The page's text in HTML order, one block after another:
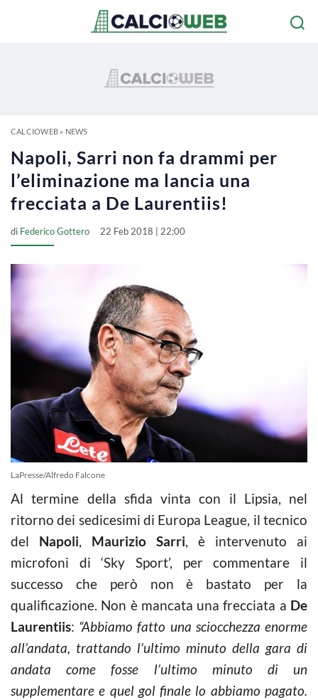
CALCIOWEB» NEWS
Napoli, Sarri non fa drammi per
l’eliminazione ma lancia una
frecciata a De Laurentiis!
di Federico Gottero 22 Feb 2018 | 22:00
LaPresse/Alfredo Falcone
Al termine della sfida vinta con il Lipsia, nel
ritorno dei sedicesimi di Europa League, il tecnico
del Napoli, Maurizio Sarri, è intervenuto ai
microfoni di ‘Sky Sport’, per commentare il
successo che però non è bastato per la
qualificazione. Non è mancata una frecciata a De
Laurentiis: “Abbiamo fatto una sciocchezza enorme
all’andata, trattando l’ultimo minuto della gara di
andata come fosse l’ultimo minuto di un
supplementare e quel gol finale lo abbiamo pagato.